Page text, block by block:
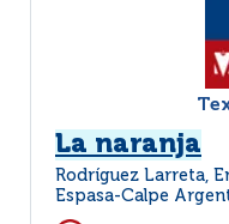
La naranja
Rodríguez Larreta,
Espasa-Calpe